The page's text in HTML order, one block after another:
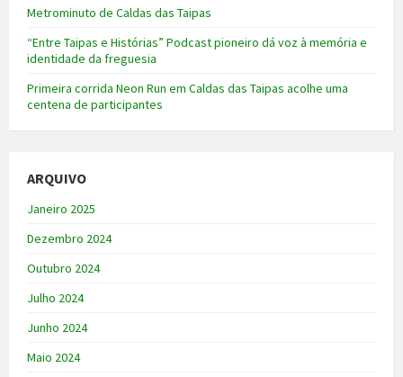
Metrominuto de Caldas das Taipas
“Entre Taipas e Histórias” Podcast pioneiro dá voz à memória e
identidade da freguesia
Primeira corrida Neon Run em Caldas das Taipas acolhe uma
centena de participantes
ARQUIVO
Janeiro 2025
Dezembro 2024
Outubro 2024
Julho 2024
Junho 2024
Maio 2024